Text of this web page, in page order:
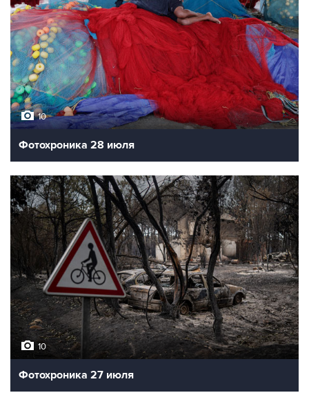
10
Фотохроника 28 июля
10
Фотохроника 27 июля